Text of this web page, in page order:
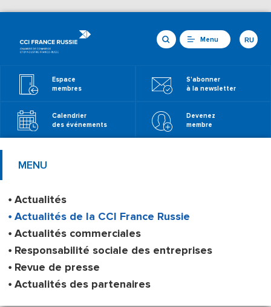
Menu
Espace
membres
S'abonner
à la newsletter
Calendrier
des événements
Devenez
membre
RU
MENU
Actualités
Actualités de la CCI France Russie
Actualités commerciales
Responsabilité sociale des entreprises
Revue de presse
Actualités des partenaires